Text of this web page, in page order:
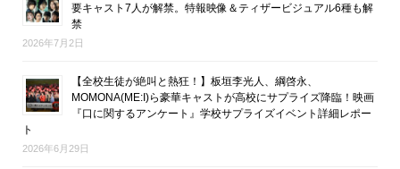
要キャスト7人が解禁。特報映像＆ティザービジュアル6種も解
禁
2026年7月2日
【全校生徒が絶叫と熱狂！】板垣李光人、綱啓永、
MOMONA(ME:I)ら豪華キャストが高校にサプライズ降臨！映画
『口に関するアンケート』学校サプライズイベント詳細レポー
ト
2026年6月29日